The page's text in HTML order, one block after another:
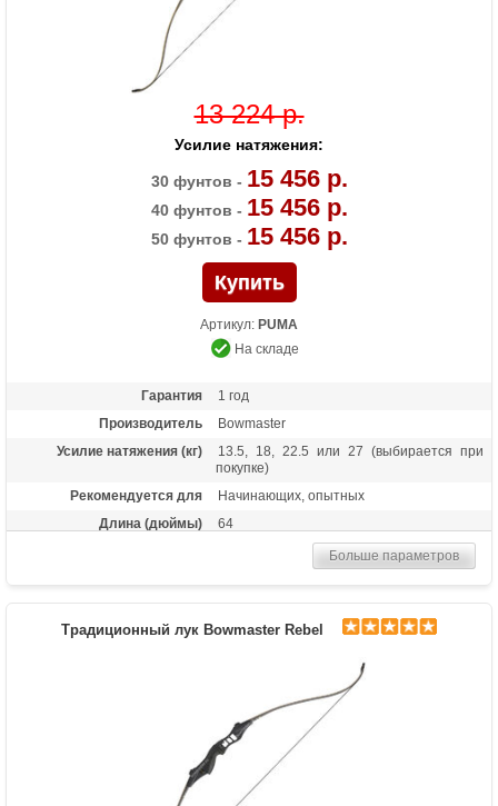
13 224 р.
Усилие натяжения:
30 фунтов - 15 456 р.
40 фунтов - 15 456 р.
50 фунтов - 15 456 р.
Артикул: PUMA
На складе
Гарантия
1 год
Производитель
Bowmaster
Усилие натяжения (кг)
13.5, 18, 22.5 или 27 (выбирается при
покупке)
Рекомендуется для
Начинающих, опытных
Длина (дюймы)
64
Лук, пластиковая полочка, тетива В50,
шестигранники
Материалы изделия
Рукоятка - алюминий, плечи - дерево с
Больше параметров
Традиционный лук Bowmaster Rebel